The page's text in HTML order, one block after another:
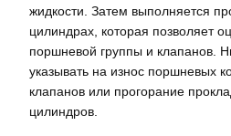
жидкости. Затем выполняется
цилиндрах, которая позволяет
поршневой группы и клапанов.
указывать на износ поршневых
клапанов или прогорание
цилиндров.